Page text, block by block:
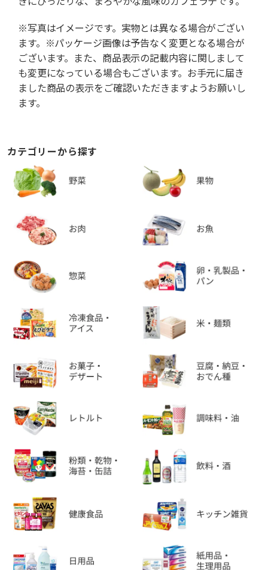
※写真はイメージです。実物とは異なる場合がござい
ます。※パッケージ画像は予告なく変更となる場合が
ございます。また、商品表示の記載内容に関しまして
も変更になっている場合もございます。お手元に届き
ました商品の表示をご確認いただきますようお願いし
ます。
カテゴリーから探す